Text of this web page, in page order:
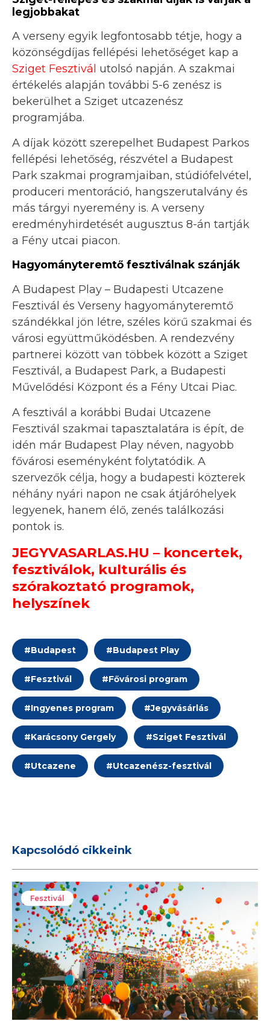
legjobbakat
A verseny egyik legfontosabb tétje, hogy a
közönségdíjas fellépési lehetőséget kap a
Sziget Fesztivál utolsó napján. A szakmai
értékelés alapján további 5-6 zenész is
bekerülhet a Sziget utcazenész
programjába.
A díjak között szerepelhet Budapest Parkos
fellépési lehetőség, részvétel a Budapest
Park szakmai programjaiban, stúdiófelvétel,
produceri mentoráció, hangszerutalvány és
más tárgyi nyeremény is. A verseny
eredményhirdetését augusztus 8-án tartják
a Fény utcai piacon.
Hagyományteremtő fesztiválnak szánják
A Budapest Play – Budapesti Utcazene
Fesztivál és Verseny hagyományteremtő
szándékkal jön létre, széles körű szakmai és
városi együttműködésben. A rendezvény
partnerei között van többek között a Sziget
Fesztivál, a Budapest Park, a Budapesti
Művelődési Központ és a Fény Utcai Piac.
A fesztivál a korábbi Budai Utcazene
Fesztivál szakmai tapasztalatára is épít, de
idén már Budapest Play néven, nagyobb
fővárosi eseményként folytatódik. A
szervezők célja, hogy a budapesti közterek
néhány nyári napon ne csak átjáróhelyek
legyenek, hanem élő, zenés találkozási
pontok is.
JEGYVASARLAS.HU – koncertek,
fesztiválok, kulturális és
szórakoztató programok,
helyszínek
#Budapest #Budapest Play
#Fesztivál #Fővárosi program
#Ingyenes program #Jegyvásárlás
#Karácsony Gergely #Sziget Fesztivál
#Utcazene #Utcazenész-fesztivál
Kapcsolódó cikkeink
Fesztivál